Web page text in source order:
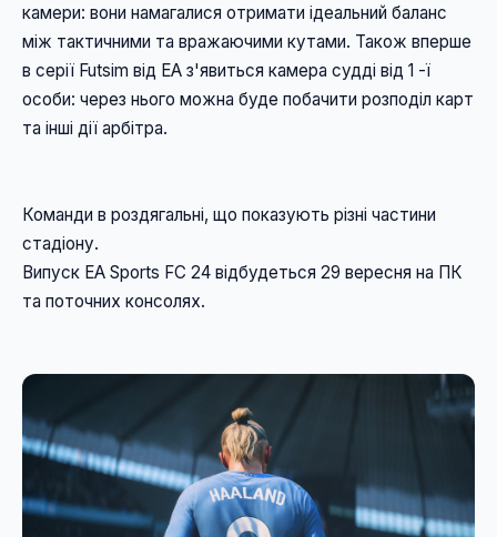
камери: вони намагалися отримати ідеальний баланс
між тактичними та вражаючими кутами. Також вперше
в серії Futsim від EA з'явиться камера судді від 1 -ї
особи: через нього можна буде побачити розподіл карт
та інші дії арбітра.
Команди в роздягальні, що показують різні частини
стадіону.
Випуск EA Sports FC 24 відбудеться 29 вересня на ПК
та поточних консолях.